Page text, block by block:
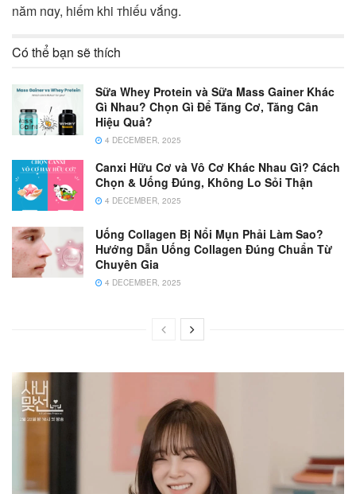
năm nɑy, hiếm khi тhiếu vắng.
Có thể bạn sẽ thích
Sữa Whey Protein và Sữa Mass Gainer Khác
Gì Nhau? Chọn Gì Để Tăng Cơ, Tăng Cân
Hiệu Quả?
4 DECEMBER, 2025
Canxi Hữu Cơ và Vô Cơ Khác Nhau Gì? Cách
Chọn & Uống Đúng, Không Lo Sỏi Thận
4 DECEMBER, 2025
Uống Collagen Bị Nổi Mụn Phải Làm Sao?
Hướng Dẫn Uống Collagen Đúng Chuẩn Từ
Chuyên Gia
4 DECEMBER, 2025